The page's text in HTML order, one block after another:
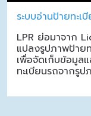
ระบบอ่านป้ายทะเ
LPR ย่อมาจาก
แปลงรูปภาพป้าย
เพื่อจัดเก็บข้อมูลแ
ทะเบียนรถจากรู